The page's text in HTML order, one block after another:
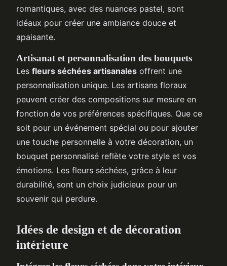
romantiques, avec des nuances pastel, sont
idéaux pour créer une ambiance douce et
apaisante.
Artisanat et personnalisation des bouquets
Les fleurs séchées artisanales offrent une
personnalisation unique. Les artisans floraux
peuvent créer des compositions sur mesure en
fonction de vos préférences spécifiques. Que ce
soit pour un événement spécial ou pour ajouter
une touche personnelle à votre décoration, un
bouquet personnalisé reflète votre style et vos
émotions. Les fleurs séchées, grâce à leur
durabilité, sont un choix judicieux pour un
souvenir qui perdure.
Idées de design et de décoration
intérieure